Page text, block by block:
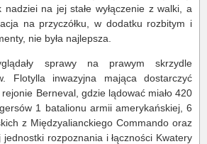
nadziei na jej stałe wyłączenie z walki, a
na przyczółku, w dodatku rozbitym i
nie była najlepsza.
sprawy na prawym skrzydle
Flotylla inwazyjna mająca dostarczyć
Berneval, gdzie lądować miało 420
1 batalionu armii amerykańskiej, 6
z Międzyalianckiego Commando oraz
jednostki rozpoznania i łączności Kwatery